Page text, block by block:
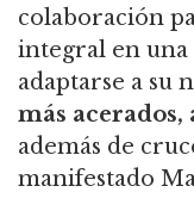
colaboración
integral en
adaptarse a su
más
además de
manifestado